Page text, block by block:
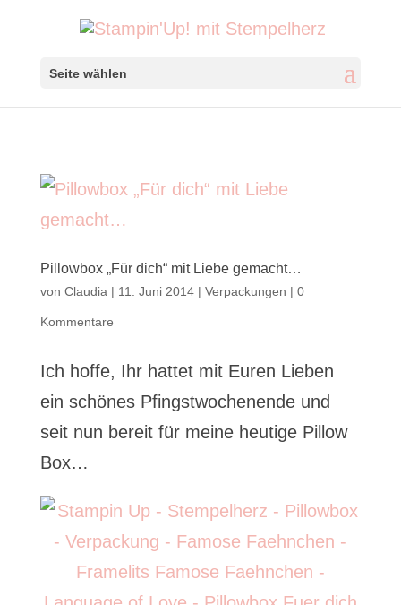
Seite wählen
Pillowbox „Für dich“ mit Liebe gemacht…
von Claudia | 11. Juni 2014| Verpackungen | 0
Kommentare
Ich hoffe, Ihr hattet mit Euren Lieben
ein schönes Pfingstwochenende und
seit nun bereit für meine heutige Pillow
Box…